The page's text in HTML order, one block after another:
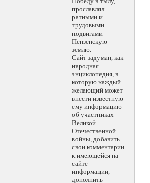
прославлял
ратными и
трудовыми
подвигами
Пензенскую
землю.
Сайт задуман, как
народная
энциклопедия, в
которую каждый
желающий может
внести известную
ему информацию
об участниках
Великой
Отечественной
войны, добавить
свои комментарии
к имеющейся на
сайте
информации,
дополнить